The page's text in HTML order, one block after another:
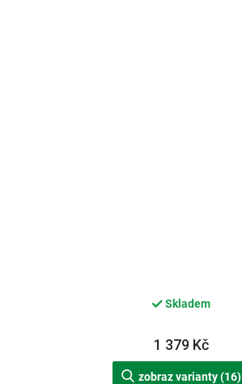
Skladem
1 379 Kč
zobraz varianty (16)